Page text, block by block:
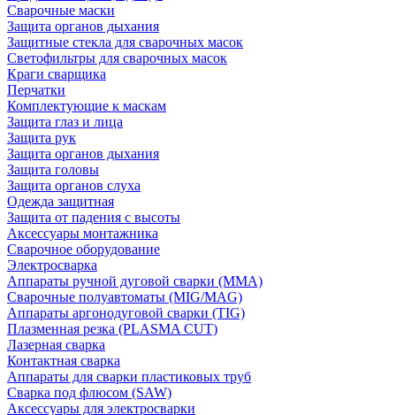
Сварочные маски
Защита органов дыхания
Защитные стекла для сварочных масок
Светофильтры для сварочных масок
Краги сварщика
Перчатки
Комплектующие к маскам
Защита глаз и лица
Защита рук
Защита органов дыхания
Защита головы
Защита органов слуха
Одежда защитная
Защита от падения с высоты
Аксессуары монтажника
Сварочное оборудование
Электросварка
Аппараты ручной дуговой сварки (MMA)
Сварочные полуавтоматы (MIG/MAG)
Аппараты аргонодуговой сварки (TIG)
Плазменная резка (PLASMA CUT)
Лазерная сварка
Контактная сварка
Аппараты для сварки пластиковых труб
Сварка под флюсом (SAW)
Аксессуары для электросварки